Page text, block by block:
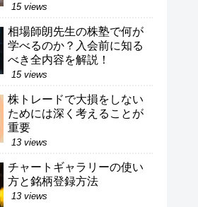
15 views
相場師朗先生の株塾で何が
学べるのか？入会前に知る
べき全内容を解説！
15 views
株トレードで大損をしない
ためには深く考えることが
重要
13 views
チャートギャラリーの使い
方と銘柄登録方法
13 views